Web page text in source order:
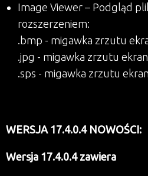
Image Viewer – Podgląd
rozszerzeniem:
.bmp - migawka zrzutu
.jpg - migawka zrzutu
.sps - migawka zrzutu
WERSJA 17.4.0.4 NOWOŚCI:
Wersja 17.4.0.4 zawiera